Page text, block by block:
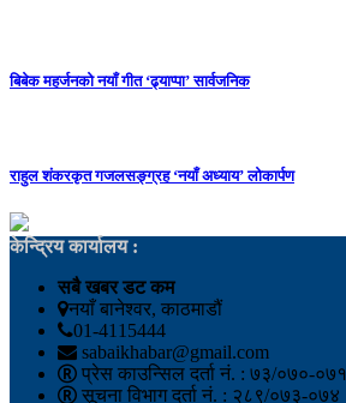
बिबेक महर्जनको नयाँ गीत ‘ढ्याप्पा’ सार्वजनिक
राहुल शंकरकृत गजलसङ्ग्रह ‘नयाँ अध्याय’ लोकार्पण
केन्द्रिय कार्यालय :
सबै खबर डट कम
नयाँ बानेश्वर, काठमाडौं
01-4115444
sabaikhabar@gmail.com
प्रेस काउन्सिल दर्ता नं. : ७३/०७०-०७१
सूचना विभाग दर्ता नं. : २८९/०७३-०७४